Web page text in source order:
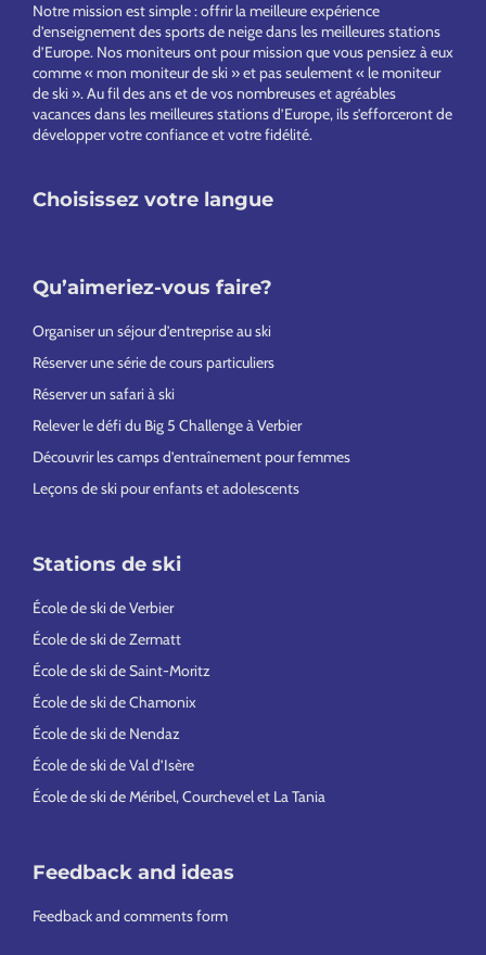
Notre mission est simple : offrir la meilleure expérience
d’enseignement des sports de neige dans les meilleures stations
d’Europe. Nos moniteurs ont pour mission que vous pensiez à eux
comme « mon moniteur de ski » et pas seulement « le moniteur
de ski ». Au fil des ans et de vos nombreuses et agréables
vacances dans les meilleures stations d’Europe, ils s’efforceront de
développer votre confiance et votre fidélité.
Choisissez votre langue
Qu’aimeriez-vous faire?
Organiser un séjour d’entreprise au ski
Réserver une série de cours particuliers
Réserver un safari à ski
Relever le défi du Big 5 Challenge à Verbier
Découvrir les camps d’entraînement pour femmes
Leçons de ski pour enfants et adolescents
Stations de ski
École de ski de Verbier
École de ski de Zermatt
École de ski de Saint-Moritz
École de ski de Chamonix
École de ski de Nendaz
École de ski de Val d’Isère
École de ski de Méribel, Courchevel et La Tania
Feedback and ideas
Feedback and comments form